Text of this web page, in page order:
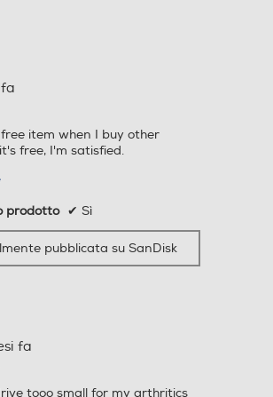
item when I buy other
free, I'm satisfied.
prodotto ✔ Sì
pubblicata su SanDisk
fa
tooo small for my arthritics